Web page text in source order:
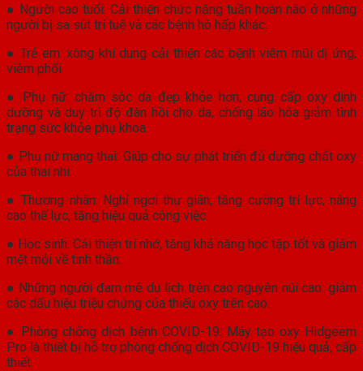
● Người cao tuổi: Cải thiện chức năng tuần hoàn não ở những
người bị sa sút trí tuệ và các bệnh hô hấp khác.
● Trẻ em: xông khí dung cải thiện các bệnh viêm mũi dị ứng,
viêm phổi.
● Phụ nữ: chăm sóc da đẹp khỏe hơn, cung cấp oxy dinh
dưỡng và duy trì độ đàn hồi cho da, chống lão hóa giảm tình
trạng sức khỏe phụ khoa.
● Phụ nữ mang thai: Giúp cho sự phát triển đủ dưỡng chất oxy
của thai nhi.
● Thương nhân: Nghỉ ngơi thư giãn, tăng cường trí lực, nâng
cao thể lực, tăng hiệu quả công việc.
● Học sinh: Cải thiện trí nhớ, tăng khả năng học tập tốt và giảm
mệt mỏi về tinh thần.
● Những người đam mê du lịch trên cao nguyên núi cao: giảm
các dấu hiệu triệu chứng của thiếu oxy trên cao.
● Phòng chống dịch bệnh COVID-19: Máy tạo oxy Hidgeem
Pro là thiết bị hỗ trợ phòng chống dịch COVID-19 hiệu quả, cấp
thiết.